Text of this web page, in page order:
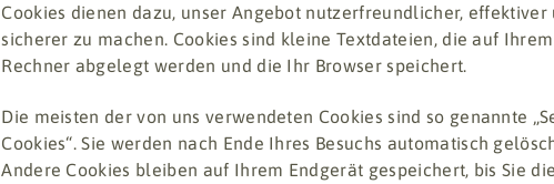
Cookies dienen dazu, unser Angebot nutzerfreundlicher, effektiver
sicherer zu machen. Cookies sind kleine Textdateien, die auf Ihrem
Rechner abgelegt werden und die Ihr Browser speichert.
Die meisten der von uns verwendeten Cookies sind so genannte
Cookies“. Sie werden nach Ende Ihres Besuchs automatisch
Andere Cookies bleiben auf Ihrem Endgerät gespeichert, bis Sie